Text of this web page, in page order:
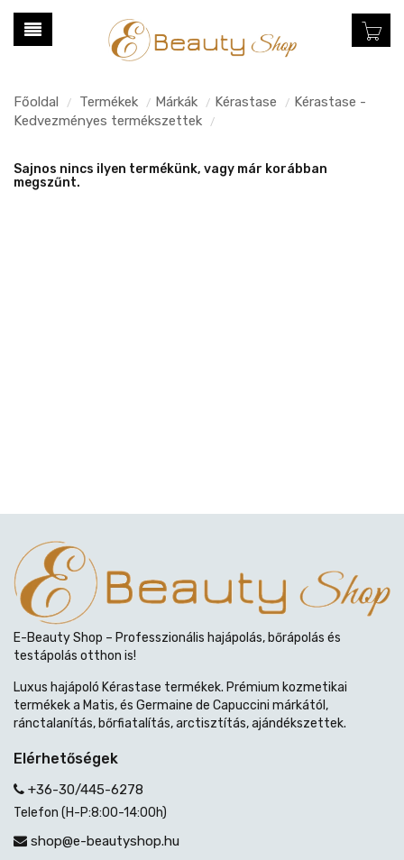
Főoldal / Termékek / Márkák / Kérastase / Kérastase -
Kedvezményes termékszettek
/
Sajnos nincs ilyen termékünk, vagy már korábban
megszűnt.
E-Beauty Shop – Professzionális hajápolás, bőrápolás és
testápolás otthon is!
Luxus hajápoló Kérastase termékek. Prémium kozmetikai
termékek a Matis, és Germaine de Capuccini márkától,
ránctalanítás, bőrfiatalítás, arctisztítás, ajándékszettek.
Elérhetőségek
+36-30/445-6278
Telefon (H-P:8:00-14:00h)
shop@e-beautyshop.hu